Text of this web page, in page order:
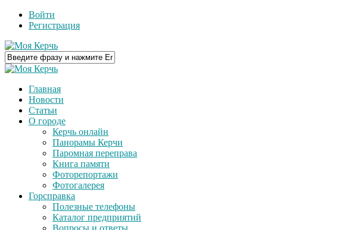
Войти
Регистрация
Главная
Новости
Статьи
О городе
Керчь онлайн
Панорамы Керчи
Паромная переправа
Книга памяти
Фоторепортажи
Фотогалерея
Горсправка
Полезные телефоны
Каталог предприятий
Вопросы и ответы